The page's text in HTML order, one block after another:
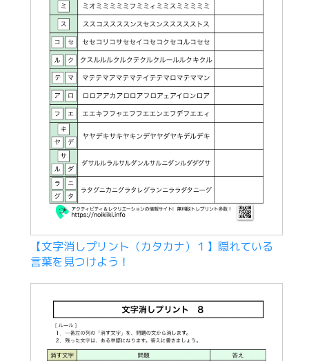
【文字消しプリント（カタカナ）１】隠れている
言葉を見つけよう！